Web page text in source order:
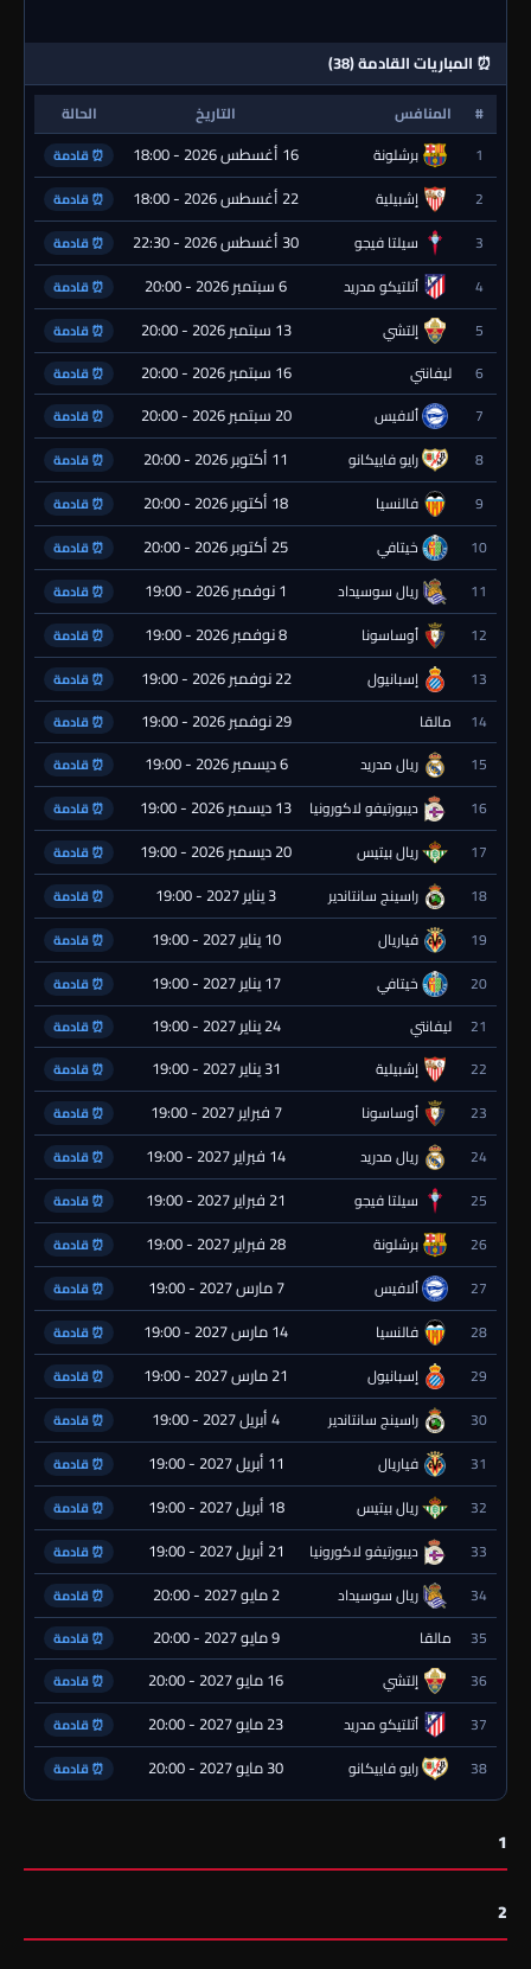
⏰ المباريات القادمة (38)
# المنافس التاريخ
الحالة
1
برشلونة 16 أغسطس 2026 - 18:00 ⏰ قادمة
2 إشبيلية 22 أغسطس 2026 - 18:00 ⏰ قادمة
3 سيلتا فيجو 30 أغسطس 2026 - 22:30 ⏰ قادمة
4 أتلتيكو مدريد 6 سبتمبر 2026 - 20:00 ⏰ قادمة
5 إلتشي 13 سبتمبر 2026 - 20:00 ⏰ قادمة
6 ليفانتي 16 سبتمبر 2026 - 20:00 ⏰ قادمة
7 ألافيس 20 سبتمبر 2026 - 20:00 ⏰ قادمة
8 رايو فاييكانو 11 أكتوبر 2026 - 20:00 ⏰ قادمة
9 فالنسيا 18 أكتوبر 2026 - 20:00 ⏰ قادمة
10 خيتافي 25 أكتوبر 2026 - 20:00 ⏰ قادمة
11 ريال سوسيداد 1 نوفمبر 2026 - 19:00 ⏰ قادمة
12 أوساسونا 8 نوفمبر 2026 - 19:00 ⏰ قادمة
13 إسبانيول 22 نوفمبر 2026 - 19:00 ⏰ قادمة
14 مالقا 29 نوفمبر 2026 - 19:00 ⏰ قادمة
15 ريال مدريد 6 ديسمبر 2026 - 19:00 ⏰ قادمة
16 ديبورتيفو لاكورونيا 13 ديسمبر 2026 - 19:00 ⏰ قادمة
17 ريال بيتيس 20 ديسمبر 2026 - 19:00 ⏰ قادمة
18 راسينج سانتاندير 3 يناير 2027 - 19:00 ⏰ قادمة
19 فياريال 10 يناير 2027 - 19:00 ⏰ قادمة
20 خيتافي 17 يناير 2027 - 19:00 ⏰ قادمة
21 ليفانتي 24 يناير 2027 - 19:00 ⏰ قادمة
22 إشبيلية 31 يناير 2027 - 19:00 ⏰ قادمة
23 أوساسونا 7 فبراير 2027 - 19:00 ⏰ قادمة
24 ريال مدريد 14 فبراير 2027 - 19:00 ⏰ قادمة
25 سيلتا فيجو 21 فبراير 2027 - 19:00 ⏰ قادمة
26 برشلونة 28 فبراير 2027 - 19:00 ⏰ قادمة
27 ألافيس 7 مارس 2027 - 19:00 ⏰ قادمة
28 فالنسيا 14 مارس 2027 - 19:00 ⏰ قادمة
29 إسبانيول 21 مارس 2027 - 19:00 ⏰ قادمة
30 راسينج سانتاندير 4 أبريل 2027 - 19:00 ⏰ قادمة
31 فياريال 11 أبريل 2027 - 19:00 ⏰ قادمة
32 ريال بيتيس 18 أبريل 2027 - 19:00 ⏰ قادمة
33 ديبورتيفو لاكورونيا 21 أبريل 2027 - 19:00 ⏰ قادمة
34 ريال سوسيداد 2 مايو 2027 - 20:00 ⏰ قادمة
35 مالقا 9 مايو 2027 - 20:00 ⏰ قادمة
36 إلتشي 16 مايو 2027 - 20:00 ⏰ قادمة
37 أتلتيكو مدريد 23 مايو 2027 - 20:00 ⏰ قادمة
38 رايو فاييكانو 30 مايو 2027 - 20:00 ⏰ قادمة
1
2